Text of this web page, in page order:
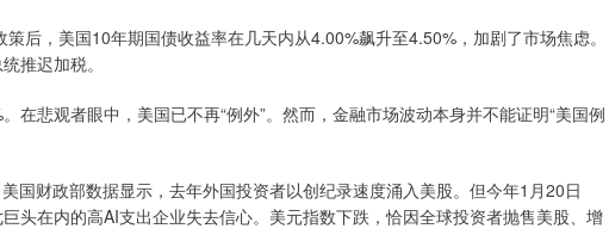
，美国10年期国债收益率在几天内从4.00%飙升至4.50%，加剧了市场焦虑。
推迟加税。
悲观者眼中，美国已不再“例外”。然而，金融市场波动本身并不能证明“美国例
财政部数据显示，去年外国投资者以创纪录速度涌入美股。但今年1月20日
头在内的高AI支出企业失去信心。美元指数下跌，恰因全球投资者抛售美股、增